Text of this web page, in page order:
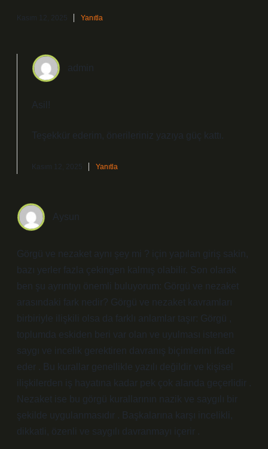
Kasım 12, 2025 Yanıtla
admin
Asil!
Teşekkür ederim, önerileriniz yazıya güç kattı.
Kasım 12, 2025 Yanıtla
Aysun
Görgü ve nezaket aynı şey mi ? için yapılan giriş sakin,
bazı yerler fazla çekingen kalmış olabilir. Son olarak
ben şu ayrıntıyı önemli buluyorum: Görgü ve nezaket
arasındaki fark nedir? Görgü ve nezaket kavramları
birbiriyle ilişkili olsa da farklı anlamlar taşır: Görgü ,
toplumda eskiden beri var olan ve uyulması istenen
saygı ve incelik gerektiren davranış biçimlerini ifade
eder . Bu kurallar genellikle yazılı değildir ve kişisel
ilişkilerden iş hayatına kadar pek çok alanda geçerlidir .
Nezaket ise bu görgü kurallarının nazik ve saygılı bir
şekilde uygulanmasıdır . Başkalarına karşı incelikli,
dikkatli, özenli ve saygılı davranmayı içerir .